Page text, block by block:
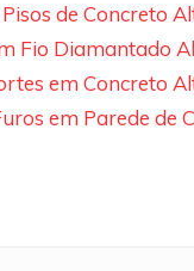
de Concreto
Fio Diamantado
em Concreto
em Parede de